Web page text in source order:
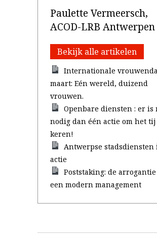
Paulette Vermeersch,
ACOD-LRB Antwerpen
Bekijk alle artikelen
Internationale
maart: Eén wereld, duizend
vrouwen.
Openbare diensten : er is
nodig dan één actie om het tij
keren!
Antwerpse stadsdiensten
actie
Poststaking: de
een modern management